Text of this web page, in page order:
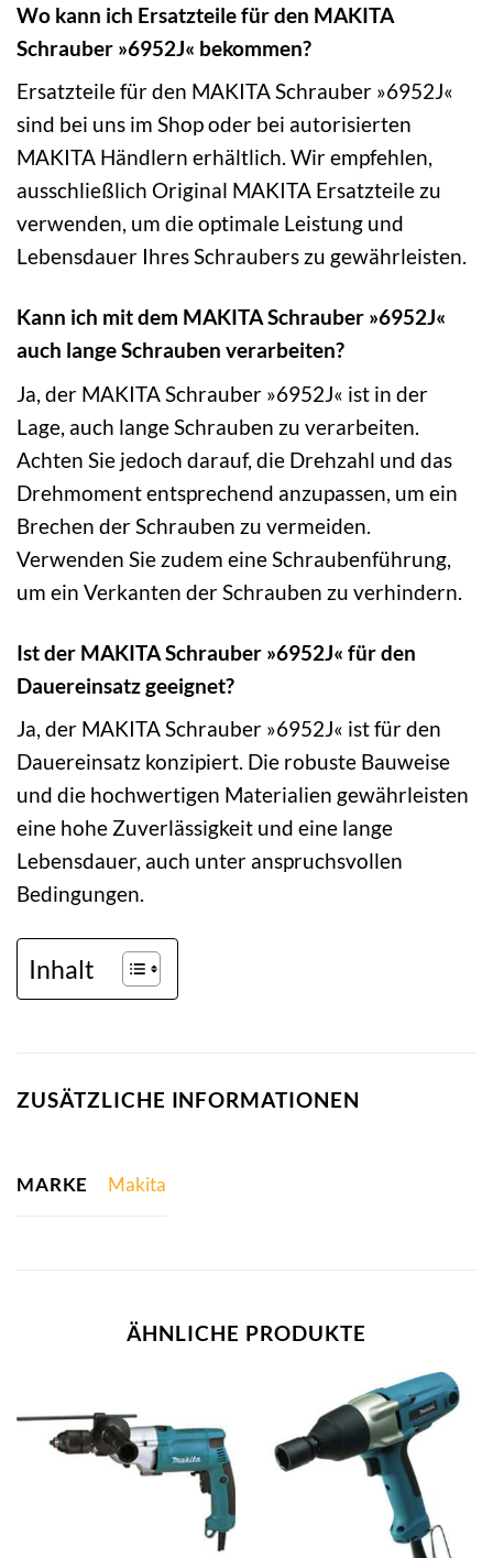
Wo kann ich Ersatzteile für den MAKITA
Schrauber »6952J« bekommen?
Ersatzteile für den MAKITA Schrauber »6952J«
sind bei uns im Shop oder bei autorisierten
MAKITA Händlern erhältlich. Wir empfehlen,
ausschließlich Original MAKITA Ersatzteile zu
verwenden, um die optimale Leistung und
Lebensdauer Ihres Schraubers zu gewährleisten.
Kann ich mit dem MAKITA Schrauber »6952J«
auch lange Schrauben verarbeiten?
Ja, der MAKITA Schrauber »6952J« ist in der
Lage, auch lange Schrauben zu verarbeiten.
Achten Sie jedoch darauf, die Drehzahl und das
Drehmoment entsprechend anzupassen, um ein
Brechen der Schrauben zu vermeiden.
Verwenden Sie zudem eine Schraubenführung,
um ein Verkanten der Schrauben zu verhindern.
Ist der MAKITA Schrauber »6952J« für den
Dauereinsatz geeignet?
Ja, der MAKITA Schrauber »6952J« ist für den
Dauereinsatz konzipiert. Die robuste Bauweise
und die hochwertigen Materialien gewährleisten
eine hohe Zuverlässigkeit und eine lange
Lebensdauer, auch unter anspruchsvollen
Bedingungen.
Inhalt
ZUSÄTZLICHE INFORMATIONEN
MARKE Makita
ÄHNLICHE PRODUKTE